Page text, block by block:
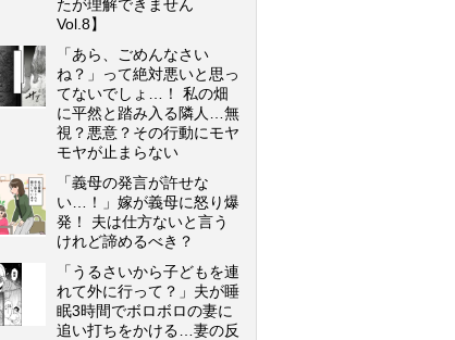
たが理解できません
Vol.8】
「あら、ごめんなさい
ね？」って絶対悪いと思っ
てないでしょ…！ 私の畑
に平然と踏み入る隣人…無
視？悪意？その行動にモヤ
モヤが止まらない
「義母の発言が許せな
い…！」嫁が義母に怒り爆
発！ 夫は仕方ないと言う
けれど諦めるべき？
「うるさいから子どもを連
れて外に行って？」夫が睡
眠3時間でボロボロの妻に
追い打ちをかける…妻の反